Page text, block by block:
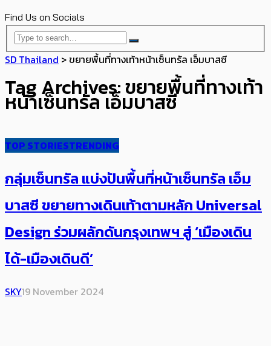
Find Us on Socials
SD Thailand >ขยายพื้นที่ทางเท้าหน้าเซ็นทรัล เอ็มบาสซี
Tag Archives: ขยายพื้นที่ทางเท้า
หน้าเซ็นทรัล เอ็มบาสซี
TOP STORIESTRENDING
กลุ่มเซ็นทรัล แบ่งปันพื้นที่หน้าเซ็นทรัล เอ็ม
บาสซี ขยายทางเดินเท้าตามหลัก Universal
Design ร่วมผลักดันกรุงเทพฯ สู่ ‘เมืองเดิน
ได้-เมืองเดินดี’
SKY19 November 2024